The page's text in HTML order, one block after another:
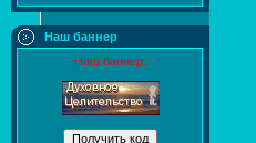
Наш баннер
Наш баннер: